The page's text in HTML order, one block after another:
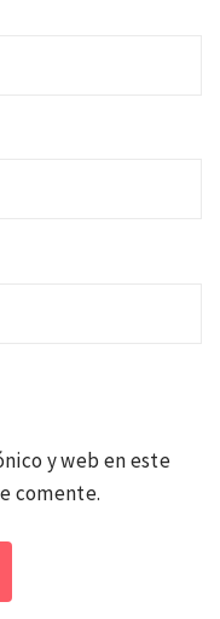
y web en este
comente.